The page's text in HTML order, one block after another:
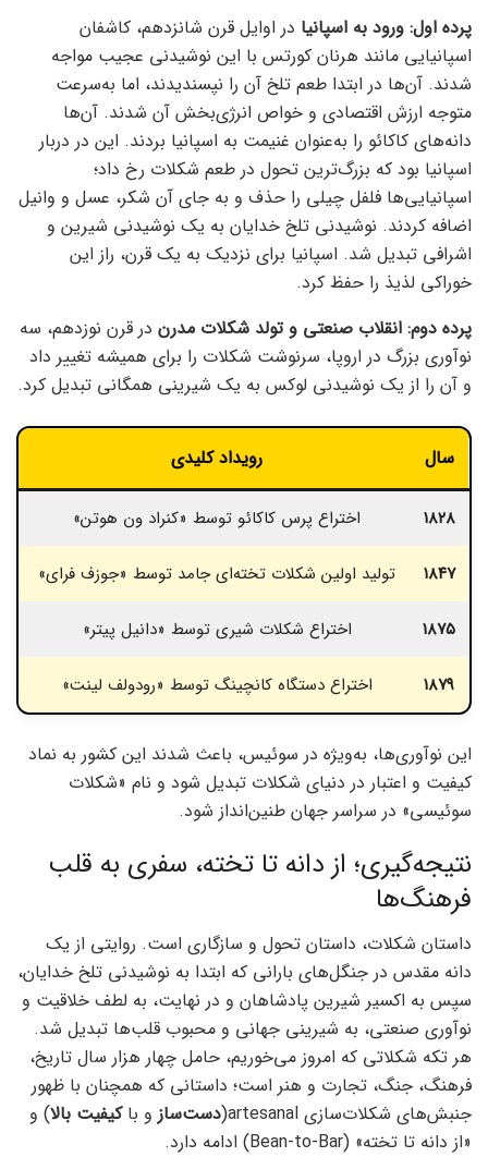
پرده اول: ورود به اسپانیا در اوایل قرن شانزدهم، کاشفان
اسپانیایی مانند هرنان کورتس با این نوشیدنی عجیب مواجه
شدند. آن‌ها در ابتدا طعم تلخ آن را نپسندیدند، اما به‌سرعت
متوجه ارزش اقتصادی و خواص انرژی‌بخش آن شدند. آن‌ها
دانه‌های کاکائو را به‌عنوان غنیمت به اسپانیا بردند. این در دربار
اسپانیا بود که بزرگ‌ترین تحول در طعم شکلات رخ داد؛
اسپانیایی‌ها فلفل چیلی را حذف و به جای آن شکر، عسل و وانیل
اضافه کردند. نوشیدنی تلخ خدایان به یک نوشیدنی شیرین و
اشرافی تبدیل شد. اسپانیا برای نزدیک به یک قرن، راز این
خوراکی لذیذ را حفظ کرد.
پرده دوم: انقلاب صنعتی و تولد شکلات مدرن در قرن نوزدهم، سه
نوآوری بزرگ در اروپا، سرنوشت شکلات را برای همیشه تغییر داد
و آن را از یک نوشیدنی لوکس به یک شیرینی همگانی تبدیل کرد.
سال رویداد کلیدی
۱۸۲۸ اختراع پرس کاکائو توسط «کنراد ون هوتن»
۱۸۴۷ تولید اولین شکلات تخته‌ای جامد توسط «جوزف فرای»
۱۸۷۵ اختراع شکلات شیری توسط «دانیل پیتر»
۱۸۷۹ اختراع دستگاه کانچینگ توسط «رودولف لینت»
این نوآوری‌ها، به‌ویژه در سوئیس، باعث شدند این کشور به نماد
کیفیت و اعتبار در دنیای شکلات تبدیل شود و نام «شکلات
سوئیسی» در سراسر جهان طنین‌انداز شود.
نتیجه‌گیری؛ از دانه تا تخته، سفری به قلب
فرهنگ‌ها
داستان شکلات، داستان تحول و سازگاری است. روایتی از یک
دانه مقدس در جنگل‌های بارانی که ابتدا به نوشیدنی تلخ خدایان،
سپس به اکسیر شیرین پادشاهان و در نهایت، به لطف خلاقیت و
نوآوری صنعتی، به شیرینی جهانی و محبوب قلب‌ها تبدیل شد.
هر تکه شکلاتی که امروز می‌خوریم، حامل چهار هزار سال تاریخ،
فرهنگ، جنگ، تجارت و هنر است؛ داستانی که همچنان با ظهور
جنبش‌های شکلات‌سازی artesanal(
دست‌ساز و باکیفیت بالا) و
«از دانه تا تخته» (Bean-to-Bar) ادامه دارد.